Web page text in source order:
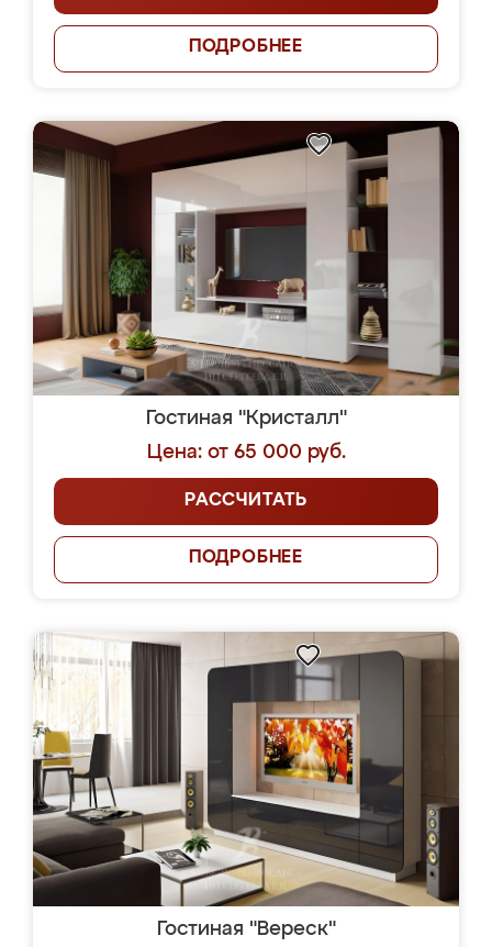
ПОДРОБНЕЕ
Гостиная "Кристалл"
Цена: от 65 000 руб.
РАССЧИТАТЬ
ПОДРОБНЕЕ
Гостиная "Вереск"